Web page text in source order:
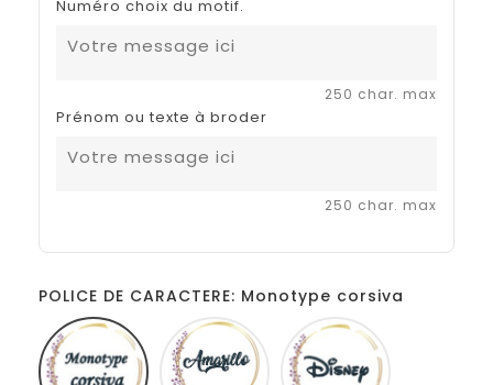
Numéro choix du motif.
250 char. max
Prénom ou texte à broder
250 char. max
POLICE DE CARACTERE: Monotype corsiva
Monotype
corsiva
Amarillo